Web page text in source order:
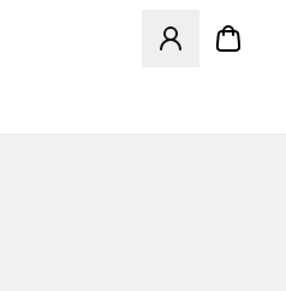
Åbner en